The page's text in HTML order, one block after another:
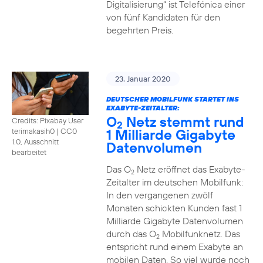
Digitalisierung“ ist Telefónica einer
von fünf Kandidaten für den
begehrten Preis.
Credits: Pixabay User
terimakasih0 | CC0
1.0, Ausschnitt
bearbeitet
23. Januar 2020
DEUTSCHER MOBILFUNK STARTET INS
EXABYTE-ZEITALTER:
O2 Netz stemmt rund
1 Milliarde Gigabyte
Datenvolumen
Das O2Netz eröffnet das Exabyte-
Zeitalter im deutschen Mobilfunk:
In den vergangenen zwölf
Monaten schickten Kunden fast 1
Milliarde Gigabyte Datenvolumen
durch das O2Mobilfunknetz. Das
entspricht rund einem Exabyte an
mobilen Daten. So viel wurde noch